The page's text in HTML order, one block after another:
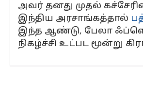
அவர் தனது முதல்
இந்திய அரசாங்கத்தால்
இந்த ஆண்டு, பேலா
நிகழ்ச்சி உட்பட மூன்று